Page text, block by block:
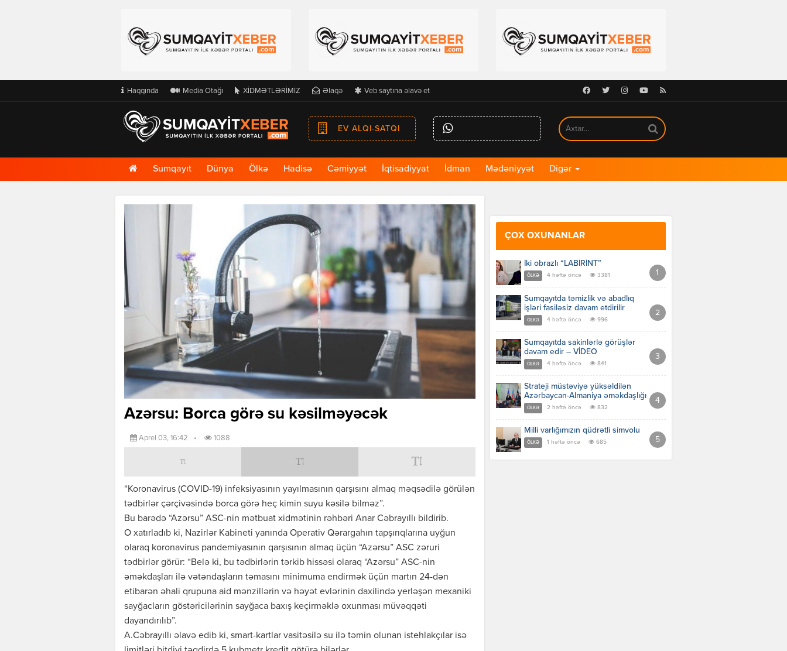
Haqqında Media Otağı XİDMƏTLƏRİMİZ Əlaqə Veb saytına əlavə et Facebook
TwitterInstagramYoutubeRSS
EV ALQI-SATQI
Ana
Səhifə
Sumqayıt Dünya Ölkə Hadisə Cəmiyyət İqtisadiyyat İdman Mədəniyyət Digər
Azərsu: Borca görə su kəsilməyəcək
Aprel 03, 16:42 • 1088
“Koronavirus (COVID-19) infeksiyasının yayılmasının qarşısını almaq məqsədilə görülən
tədbirlər çərçivəsində borca görə heç kimin suyu kəsilə bilməz”.
Bu barədə “Azərsu” ASC-nin mətbuat xidmətinin rəhbəri Anar Cəbrayıllı bildirib.
O xatırladıb ki, Nazirlər Kabineti yanında Operativ Qərargahın tapşırıqlarına uyğun
olaraq koronavirus pandemiyasının qarşısının almaq üçün “Azərsu” ASC zəruri
tədbirlər görür: “Belə ki, bu tədbirlərin tərkib hissəsi olaraq “Azərsu” ASC-nin
əməkdaşları ilə vətəndaşların təmasını minimuma endirmək üçün martın 24-dən
etibarən əhali qrupuna aid mənzillərin və həyət evlərinin daxilində yerləşən mexaniki
sayğacların göstəricilərinin sayğaca baxış keçirməklə oxunması müvəqqəti
dayandırılıb”.
A.Cəbrayıllı əlavə edib ki, smart-kartlar vasitəsilə su ilə təmin olunan istehlakçılar isə
ÇOX OXUNANLAR
İki obrazlı “LABİRİNT”
ÖLKƏ 4 həftə öncə 3381
Sumqayıtda təmizlik və abadlıq
işləri fasiləsiz davam etdirilir
ÖLKƏ 4 həftə öncə 996
Sumqayıtda sakinlərlə görüşlər
davam edir – VİDEO
ÖLKƏ 4 həftə öncə 841
Strateji müstəviyə yüksəldilən
Azərbaycan-Almaniya əməkdaşlığı
ÖLKƏ 2 həftə öncə 832
Milli varlığımızın qüdrətli simvolu
ÖLKƏ 1 həftə öncə 685